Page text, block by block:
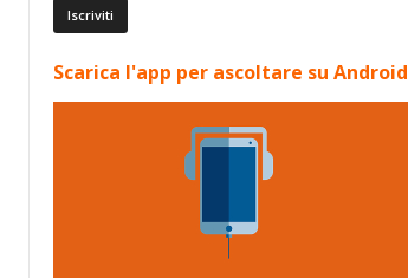
Scarica l'app per ascoltare su Android